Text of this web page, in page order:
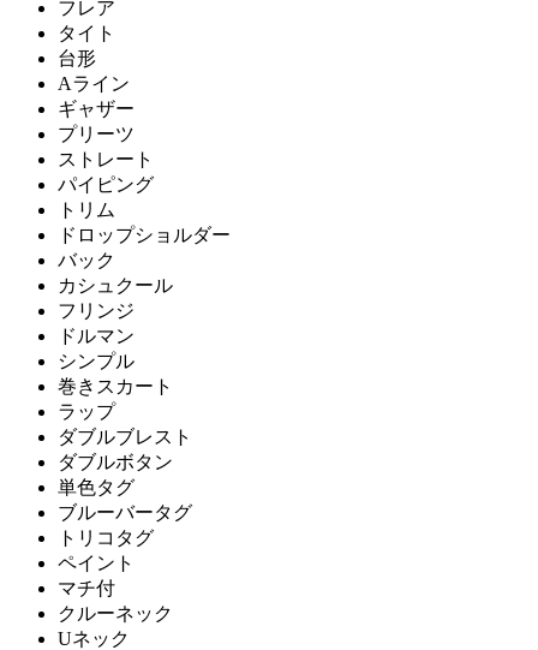
フレア
タイト
台形
Aライン
ギャザー
プリーツ
ストレート
パイピング
トリム
ドロップショルダー
バック
カシュクール
フリンジ
ドルマン
シンプル
巻きスカート
ラップ
ダブルブレスト
ダブルボタン
単色タグ
ブルーバータグ
トリコタグ
ペイント
マチ付
クルーネック
Uネック